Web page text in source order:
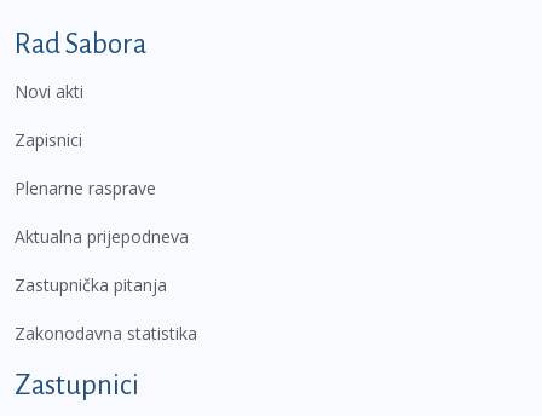
Podnožje prvi izbornik
Rad Sabora
Novi akti
Zapisnici
Plenarne rasprave
Aktualna prijepodneva
Zastupnička pitanja
Zakonodavna statistika
Zastupnici